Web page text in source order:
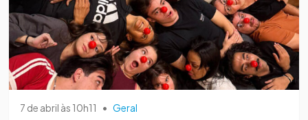
7 de abril às 10h11 • Geral